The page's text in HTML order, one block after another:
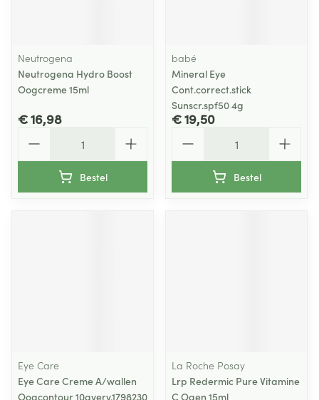
Neutrogena
Neutrogena Hydro Boost
Oogcreme 15ml
€ 16,98
Bestel
babé
Mineral Eye
Cont.correct.stick
Sunscr.spf50 4g
€ 19,50
Bestel
Eye Care
Eye Care Creme A/wallen
Oogcontour 10gverv.1798230
La Roche Posay
Lrp Redermic Pure Vitamine
C Ogen 15ml